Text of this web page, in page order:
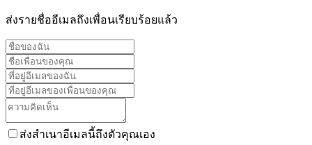
ส่งรายชื่ออีเมลถึงเพื่อนเรียบร้อยแล้ว
ส่งสำเนาอีเมลนี้ถึงตัวคุณเอง